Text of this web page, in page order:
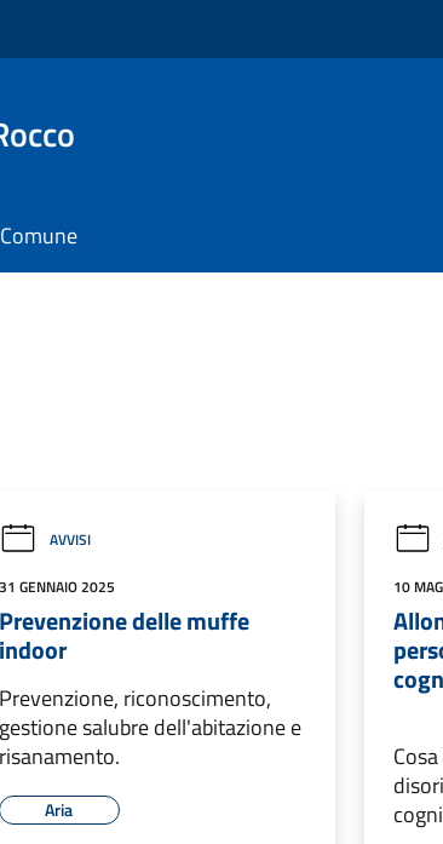
AVVISI
GENNAIO 2025
delle muffe
riconoscimento,
salubre dell'abitazione e
Aria
10